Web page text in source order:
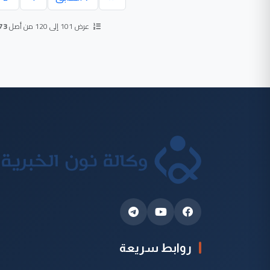
عرض 101 إلى 120 من أصل
روابط سريعة